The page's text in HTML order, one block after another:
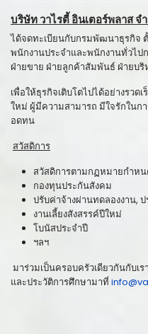
บริษัท วาไรตี้ อินเตอร์พลาส จ
ได้จดทะเบียนกับกรมพัฒนาธุรกิจ
พนักงานประจำและพนักงานทั่วไป
ฝ่ายขาย ฝ่ายลูกค้าสัมพันธ์ ฝ่ายบริ
เพื่อให้ธุรกิจเติบโตไปได้อย่างรวด
ใหม่ ผู้มีความสามารถ มีใจรักใน
อดทน
สวัสดิการ
สวัสดิการตามกฏหมายกำห
กองทุนประกันสังคม
ปรับค่าจ้างผ่านทดลองงาน,
งานเลี้ยงสังสรรค์ปีใหม่
โบนัสประจำปี
ฯลฯ
มาร่วมเป็นครอบครัวเดียวกันกับเ
และประวัติการศึกษามาที่